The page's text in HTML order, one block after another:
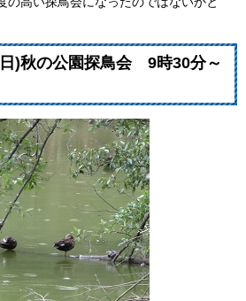
)秋の公園探鳥会 9時30分～